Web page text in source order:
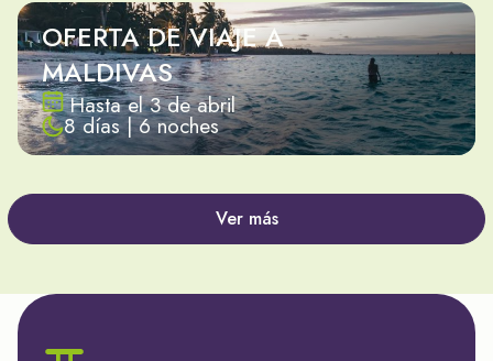
OFERTA DE VIAJE A
MALDIVAS
Hasta el 3 de abril
8 días | 6 noches
Ver más